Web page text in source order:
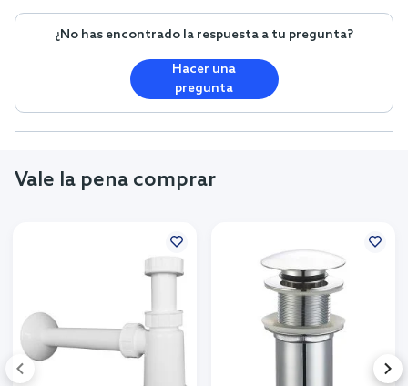
¿No has encontrado la respuesta a tu pregunta?
Hacer una
pregunta
Vale la pena comprar